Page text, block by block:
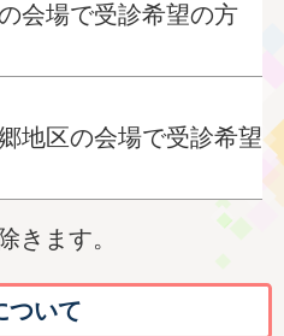
会場で受診希望の方
地区の会場で受診希望
きます。
ついて